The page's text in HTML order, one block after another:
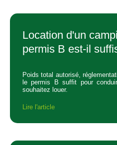
Location d'un
permis B est-il
Poids total autorisé,
le permis B suffit pour
souhaitez louer.
Lire l'article